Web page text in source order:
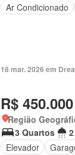
Ar Condicionado
18 mar. 2026 em
R$ 450.000
Região
3 Quartos
Elevador